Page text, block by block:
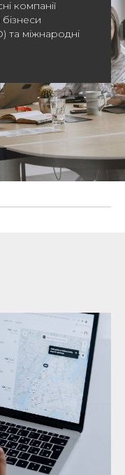
компанії
та міжнародні